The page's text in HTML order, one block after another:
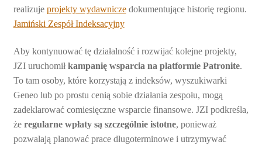
realizuje projekty wydawniczedokumentujące historię regionu.
Jamiński Zespół Indeksacyjny
Aby kontynuować tę działalność i rozwijać kolejne projekty,
JZI uruchomiłkampanię wsparcia na platformie Patronite.
To tam osoby, które korzystają z indeksów, wyszukiwarki
Geneo lub po prostu cenią sobie działania zespołu, mogą
zadeklarować comiesięczne wsparcie finansowe. JZI podkreśla,
że regularne wpłaty są szczególnie istotne, ponieważ
pozwalają planować prace długoterminowe i utrzymywać